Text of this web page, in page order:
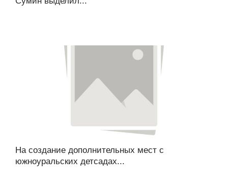
На создание дополнительных мест с
южноуральских детсадах...